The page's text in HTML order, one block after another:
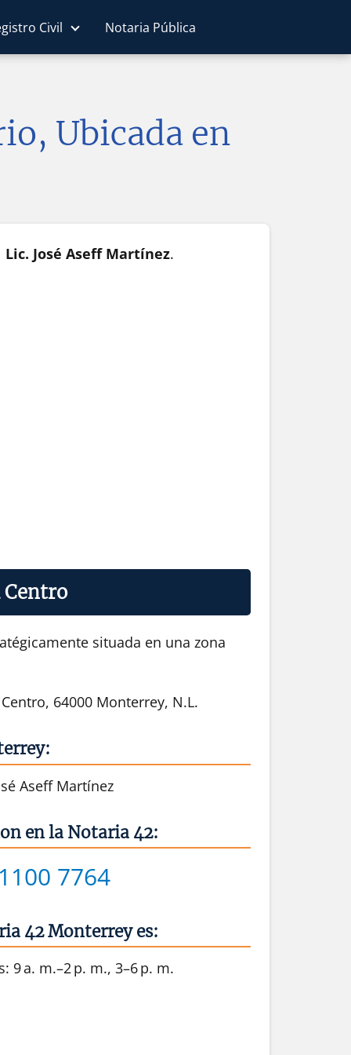
Civil Notaria Pública
Ubicada en
Lic. José Aseff Martínez.
situada en una zona
64000 Monterrey, N.L.
Aseff Martínez
en la Notaria 42:
7764
42 Monterrey es:
9 a. m.–2 p. m., 3–6 p. m.